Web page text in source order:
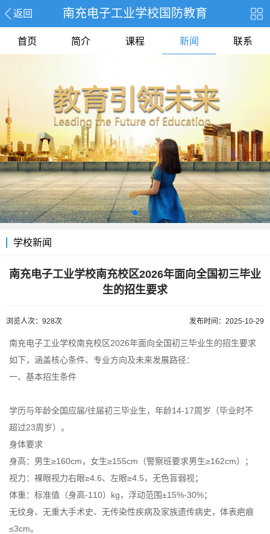
返回 南充电子工业学校国防教育
首页 简介 课程 新闻 联系
学校新闻
南充电子工业学校南充校区2026年面向全国初三毕业
生的招生要求
浏览人次：928次 发布时间：2025-10-29
南充电子工业学校南充校区2026年面向全国初三毕业生的招生要求
如下，涵盖核心条件、专业方向及未来发展路径：
一、基本招生条件
学历与年龄全国应届/往届初三毕业生，年龄14-17周岁（毕业时不
超过23周岁）。
身体要求
身高：男生≥160cm，女生≥155cm（警察班要求男生≥162cm）；
视力：裸眼视力右眼≥4.6、左眼≥4.5，无色盲弱视；
体重：标准值（身高-110）kg，浮动范围±15%-30%；
无纹身、无重大手术史、无传染性疾病及家族遗传病史，体表疤痕
≤3cm。